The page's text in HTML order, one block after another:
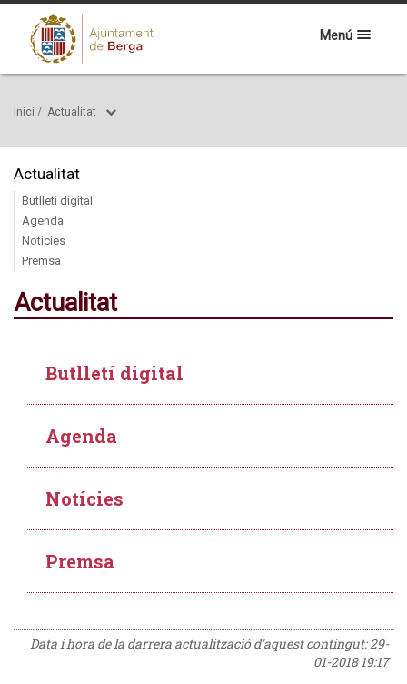
Menú
Inici / Actualitat
Actualitat
Butlletí digital
Agenda
Notícies
Premsa
Actualitat
Butlletí digital
Agenda
Notícies
Premsa
Data i hora de la darrera actualització d'aquest contingut:29-
01-2018 19:17